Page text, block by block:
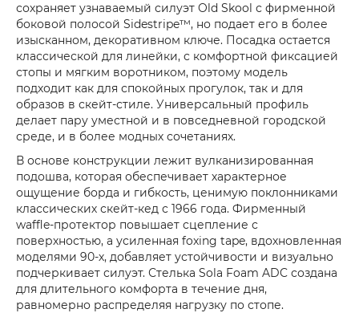
сохраняет узнаваемый силуэт Old Skool с фирменной
боковой полосой Sidestripe™, но подает его в более
изысканном, декоративном ключе. Посадка остается
классической для линейки, с комфортной фиксацией
стопы и мягким воротником, поэтому модель
подходит как для спокойных прогулок, так и для
образов в скейт-стиле. Универсальный профиль
делает пару уместной и в повседневной городской
среде, и в более модных сочетаниях.
В основе конструкции лежит вулканизированная
подошва, которая обеспечивает характерное
ощущение борда и гибкость, ценимую поклонниками
классических скейт-кед с 1966 года. Фирменный
waffle-протектор повышает сцепление с
поверхностью, а усиленная foxing tape, вдохновленная
моделями 90-х, добавляет устойчивости и визуально
подчеркивает силуэт. Стелька Sola Foam ADC создана
для длительного комфорта в течение дня,
равномерно распределяя нагрузку по стопе.